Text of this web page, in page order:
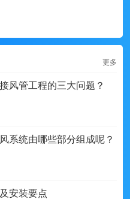
更多
风管工程的三大问题？
系统由哪些部分组成呢？
安装要点